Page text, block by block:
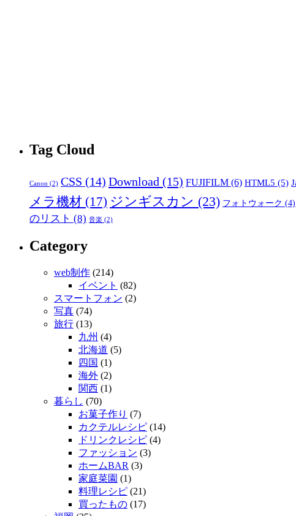
Tag Cloud
Canon (2) CSS (14) Download (15) FUJIFILM (6) HTML5 (5)
メラ機材 (17) ジンギスカン (23) フォトウォーク (4)
のリスト (8) 音楽 (2)
Category
web制作 (214)
イベント (82)
スマートフォン (2)
写真 (74)
旅行 (13)
九州 (4)
北海道 (5)
四国 (1)
海外 (2)
関西 (1)
暮らし (70)
お菓子作り (7)
カクテルレシピ (14)
ドリンクレシピ (4)
ファッション (3)
ホームBAR (3)
家庭菜園 (1)
料理レシピ (21)
買ったもの (17)